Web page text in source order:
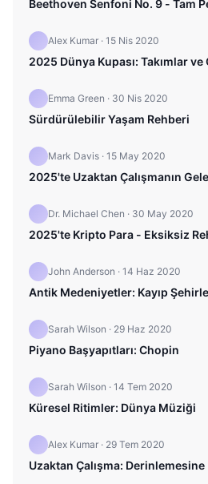
Beethoven Senfoni No. 9 - Tam
Alex Kumar · 15 Nis 2020
2025 Dünya Kupası: Takımlar
Emma Green · 30 Nis 2020
Sürdürülebilir Yaşam Rehberi
Mark Davis · 15 May 2020
2025'te Uzaktan Çalışmanın
Dr. Michael Chen · 30 May 2020
2025'te Kripto Para - Eksiksiz
John Anderson · 14 Haz 2020
Antik Medeniyetler: Kayıp
Sarah Wilson · 29 Haz 2020
Piyano Başyapıtları: Chopin
Sarah Wilson · 14 Tem 2020
Küresel Ritimler: Dünya Müziği
Alex Kumar · 29 Tem 2020
Uzaktan Çalışma: Derinlemesine